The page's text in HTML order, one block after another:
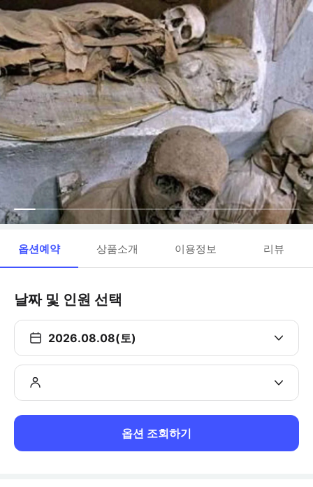
옵션예약 상품소개 이용정보 리뷰
날짜 및 인원 선택
2026.08.08(토)
옵션 조회하기